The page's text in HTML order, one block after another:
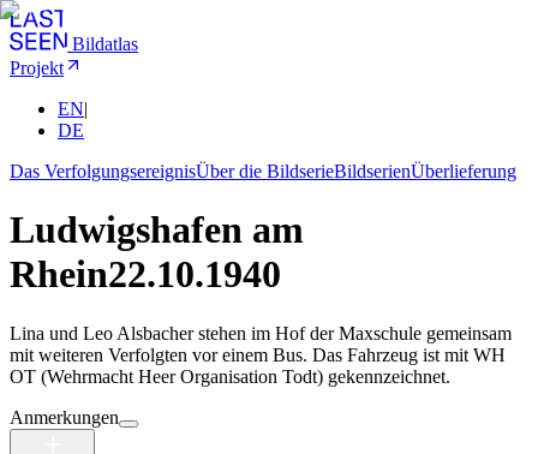
Bildatlas
Projekt
EN|
DE
Das VerfolgungsereignisÜber die BildserieBildserienÜberlieferung
Ludwigshafen am
Rhein22.10.1940
Lina und Leo Alsbacher stehen im Hof der Maxschule gemeinsam
mit weiteren Verfolgten vor einem Bus. Das Fahrzeug ist mit WH
OT (Wehrmacht Heer Organisation Todt) gekennzeichnet.
Anmerkungen